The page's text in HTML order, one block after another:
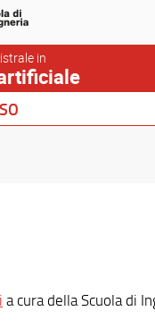
in
altre lingue
a cura della Scuola di